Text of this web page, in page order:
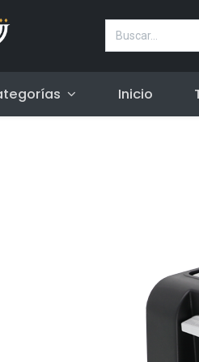
Inicio